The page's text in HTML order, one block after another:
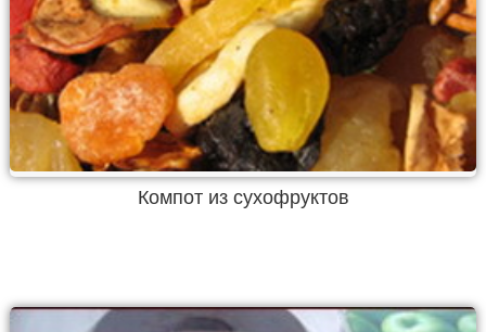
Компот из сухофруктов